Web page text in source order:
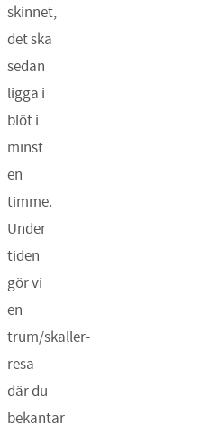
skinnet,
det ska
sedan
ligga i
blöt i
minst
en
timme.
Under
tiden
gör vi
en
trum/skaller-
resa
där du
bekantar